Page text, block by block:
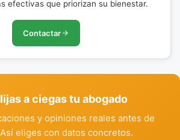
efectivas que priorizan su bienestar.
Contactar
a ciegas tu abogado
y opiniones reales antes de
eliges con datos concretos.